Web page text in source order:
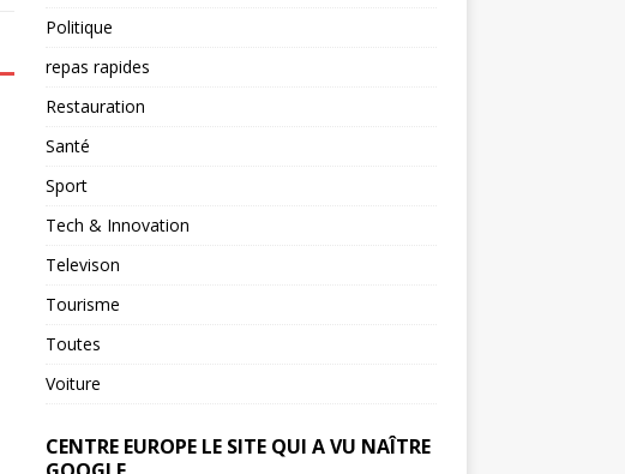
Politique
repas rapides
Restauration
Santé
Sport
Tech & Innovation
Televison
Tourisme
Toutes
Voiture
CENTRE EUROPE LE SITE QUI A VU NAÎTRE